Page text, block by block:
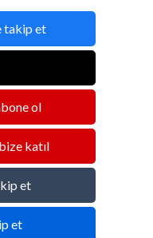
takip et
ol
katıl
et
et